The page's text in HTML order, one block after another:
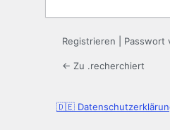
Registrieren Passwort
← Zu .recherchiert
🇩🇪